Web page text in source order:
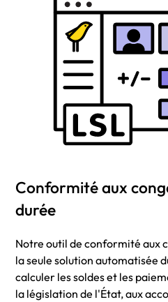
Conformité aux
durée
Notre outil de conformité aux
la seule solution automatisée
calculer les soldes et les
la législation de l'État, aux